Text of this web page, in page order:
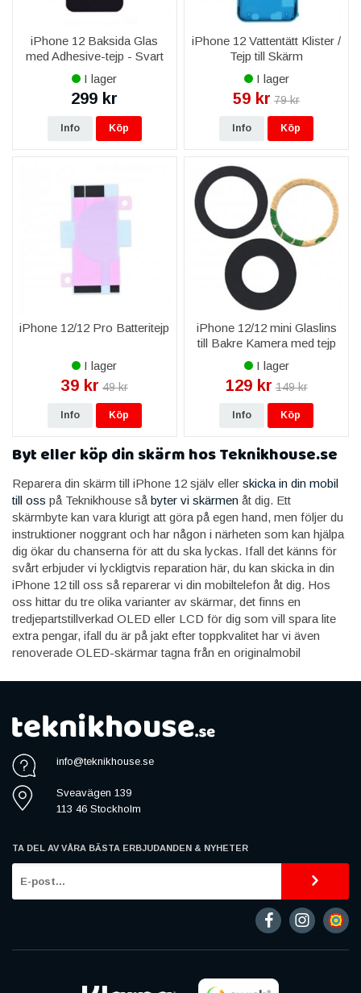
iPhone 12 Baksida Glas
med Adhesive-tejp - Svart
I lager
299 kr
Info Köp
iPhone 12 Vattentätt Klister /
Tejp till Skärm
I lager
59 kr 79 kr
Info Köp
iPhone 12/12 Pro Batteritejp
I lager
39 kr 49 kr
Info Köp
iPhone 12/12 mini Glaslins
till Bakre Kamera med tejp
I lager
129 kr 149 kr
Info Köp
Byt eller köp din skärm hos Teknikhouse.se
Reparera din skärm till iPhone 12 själv eller skicka in din mobil
till oss på Teknikhouse såbyter vi skärmen åt dig. Ett
skärmbyte kan vara klurigt att göra på egen hand, men följer du
instruktioner noggrant och har någon i närheten som kan hjälpa
dig ökar du chanserna för att du ska lyckas. Ifall det känns för
svårt erbjuder vi lyckligtvis reparation här, du kan skicka in din
iPhone 12 till oss så reparerar vi din mobiltelefon åt dig. Hos
oss hittar du tre olika varianter av skärmar, det finns en
tredjepartstillverkad OLED eller LCD för dig som vill spara lite
extra pengar, ifall du är på jakt efter toppkvalitet har vi även
renoverade OLED-skärmar tagna från en originalmobil
info@teknikhouse.se
Sveavägen 139
113 46 Stockholm
TA DEL AV VÅRA BÄSTA ERBJUDANDEN & NYHETER